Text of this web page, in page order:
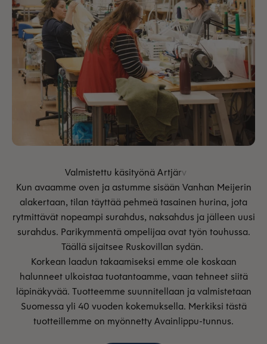
Kun avaamme oven ja astumme sisään Vanhan Meijerin
alakertaan, tilan täyttää pehmeä tasainen hurina, jota
rytmittävät nopeampi surahdus, naksahdus ja jälleen uusi
surahdus. Parikymmentä ompelijaa ovat työn touhussa.
Täällä sijaitsee Ruskovillan sydän.
Korkean laadun takaamiseksi emme ole koskaan
halunneet ulkoistaa tuotantoamme, vaan tehneet siitä
läpinäkyvää. Tuotteemme suunnitellaan ja valmistetaan
Suomessa yli 40 vuoden kokemuksella. Merkiksi tästä
tuotteillemme on myönnetty Avainlippu-tunnus.